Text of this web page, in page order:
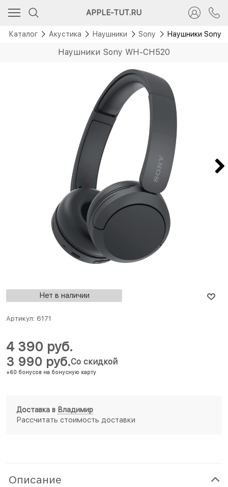
APPLE-TUT.RU
Каталог Акустика Наушники Sony Наушники Sony
Наушники Sony WH-CH520
Новинка
Нет в наличии
Артикул: 6171
3 990 руб.
+60 бонусов на бонусную карту
Со скидкой
4 390 руб.
Доставка в Владимир
Рассчитать стоимость доставки
Описание